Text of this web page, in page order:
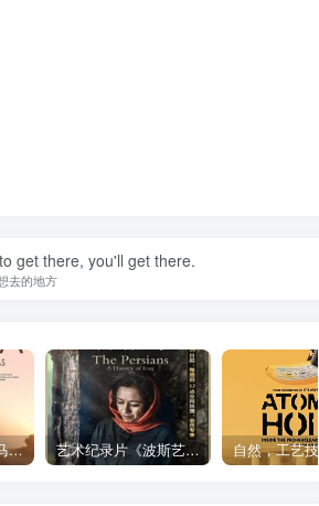
get there, you'll get there.
去的地方
社会生活纪录片《马加拉 Makala》下载 艺术纪录片《波斯艺术 Art of Persia》下载